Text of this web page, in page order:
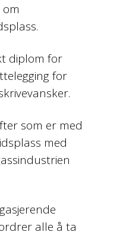
diplom for
for
som er med
med
alle å ta